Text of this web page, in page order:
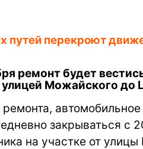
путей перекроют
ремонт будет
улицей Можайского до
закрываться с
на участке от